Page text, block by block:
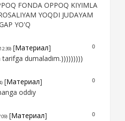
FONDA OPPOQ KIYIMLA
YOQDI JUDAYAM
YO'Q
0
[Материал]
tarifga dumaladim.)))))))))
0
[Материал]
oddiy
0
[Материал]